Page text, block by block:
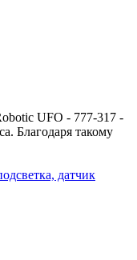
UFO - 777-317 -
Благодаря такому
датчик